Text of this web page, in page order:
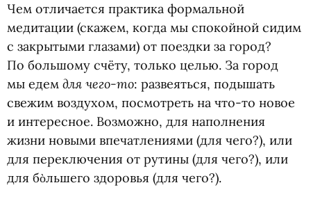
Чем отличается практика формальной
медитации (скажем, когда мы спокойной сидим
с закрытыми глазами) от поездки за город?
По большому счёту, только целью. За город
мы едем для чего-то: развеяться, подышать
свежим воздухом, посмотреть на что-то новое
и интересное. Возможно, для наполнения
жизни новыми впечатлениями (для чего?), или
для переключения от рутины (для чего?), или
для бὸльшего здоровья (для чего?).